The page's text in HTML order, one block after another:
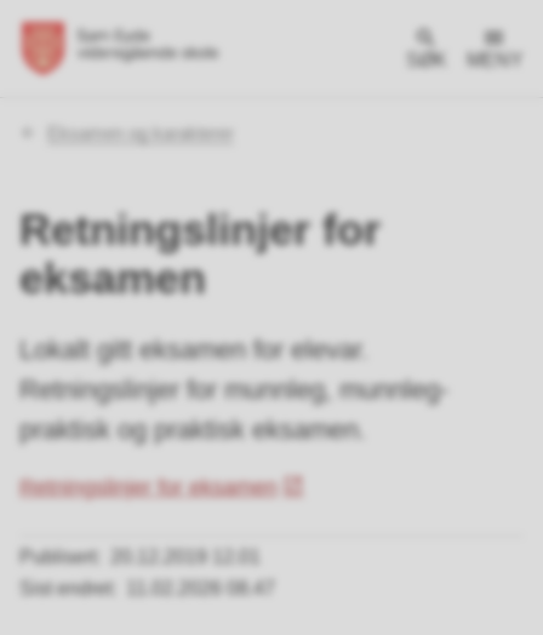
SØK MENY
Eksamen og karakterer
Retningslinjer for
eksamen
Lokalt gitt eksamen for elevar.
Retningslinjer for munnleg, munnleg-
praktisk og praktisk eksamen.
Retningslinjer for eksamen
Publisert
Sist endret